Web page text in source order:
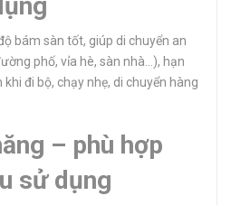
bám sàn tốt, giúp di chuyển an
phố, vỉa hè, sàn nhà…), hạn
đi bộ, chạy nhẹ, di chuyển hàng
– phù hợp
sử dụng